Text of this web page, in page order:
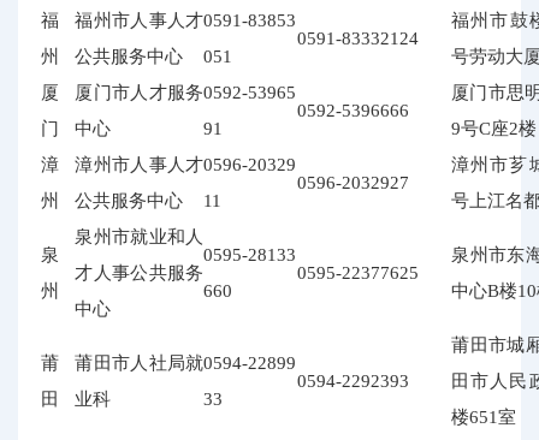
福
州
福州市人事人才
公共服务中心
0591-83853
051
0591-83332124
福州市鼓
号劳动大
厦
门
厦门市人才服务
中心
0592-53965
91
0592-5396666
厦门市思
9号C座2楼
漳
州
漳州市人事人才
公共服务中心
0596-20329
11
0596-2032927
漳州市芗
号上江名
泉
州
泉州市就业和人
才人事公共服务
中心
0595-28133
660
0595-22377625
泉州市东
中心B楼
莆
田
莆田市人社局就
业科
0594-22899
33
0594-2292393
莆田市城
田市人民
楼651室